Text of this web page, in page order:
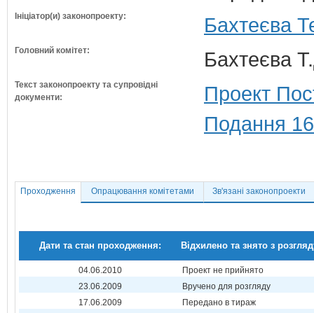
Ініціатор(и) законопроекту: Бахтеєва
Головний комітет: Бахтеєва
Текст законопроекту та супровідні
документи:
Проект
Подання
Проходження Опрацювання комітетами Зв'язані законопроекти
Дати та стан проходження: Відхилено та знято з
04.06.2010
Проект не прийнято
23.06.2009
Вручено для розгляду
17.06.2009
Передано в тираж